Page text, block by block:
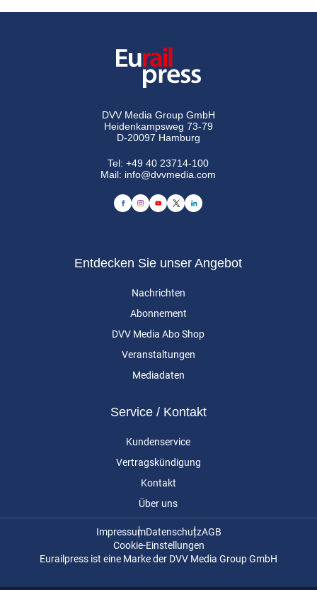
DVV Media Group GmbH
Heidenkampsweg 73-79
D-20097 Hamburg
Tel:+49 40 23714-100
Mail: info@dvvmedia.com
Entdecken Sie unser Angebot
Nachrichten
Abonnement
DVV Media Abo Shop
Veranstaltungen
Mediadaten
Service / Kontakt
Kundenservice
Vertragskündigung
Kontakt
Über uns
ImpressumDatenschutzAGB
Cookie-Einstellungen
Eurailpress ist eine Marke der DVV Media Group GmbH